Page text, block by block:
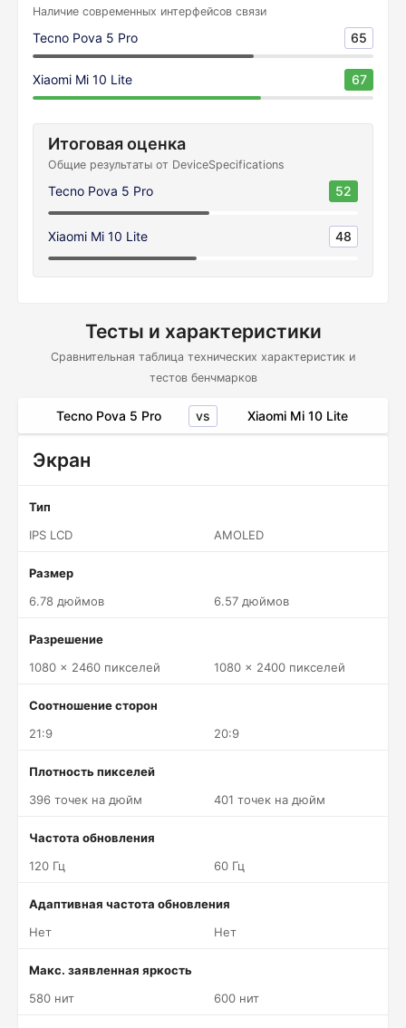
Наличие современных интерфейсов связи
Tecno Pova 5 Pro 65
Xiaomi Mi 10 Lite 67
Итоговая оценка
Общие результаты от DeviceSpecifications
Tecno Pova 5 Pro 52
Xiaomi Mi 10 Lite 48
Тесты и характеристики
Сравнительная таблица технических характеристик и
тестов бенчмарков
Tecno Pova 5 Pro vs Xiaomi Mi 10 Lite
Экран
Тип
IPS LCD
AMOLED
Размер
6.78 дюймов
6.57 дюймов
Разрешение
1080 x 2460 пикселей
1080 x 2400 пикселей
Соотношение сторон
21:9
20:9
Плотность пикселей
396 точек на дюйм
401 точек на дюйм
Частота обновления
120 Гц
60 Гц
Адаптивная частота обновления
Нет
Нет
Макс. заявленная яркость
580 нит
600 нит